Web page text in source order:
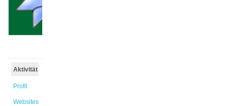
Aktivität
Profil
Websites